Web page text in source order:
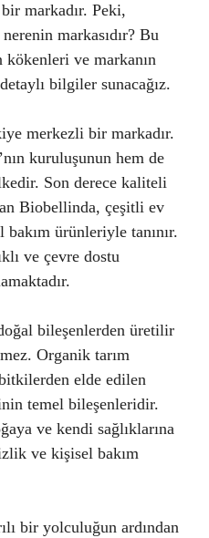
markadır. Peki,
markasıdır? Bu
kökenleri ve markanın
bilgiler sunacağız.
merkezli bir markadır.
kuruluşunun hem de
Son derece kaliteli
Biobellinda, çeşitli ev
ürünleriyle tanınır.
ve çevre dostu
bileşenlerden üretilir
Organik tarım
elde edilen
temel bileşenleridir.
ve kendi sağlıklarına
ve kişisel bakım
bir yolculuğun ardından